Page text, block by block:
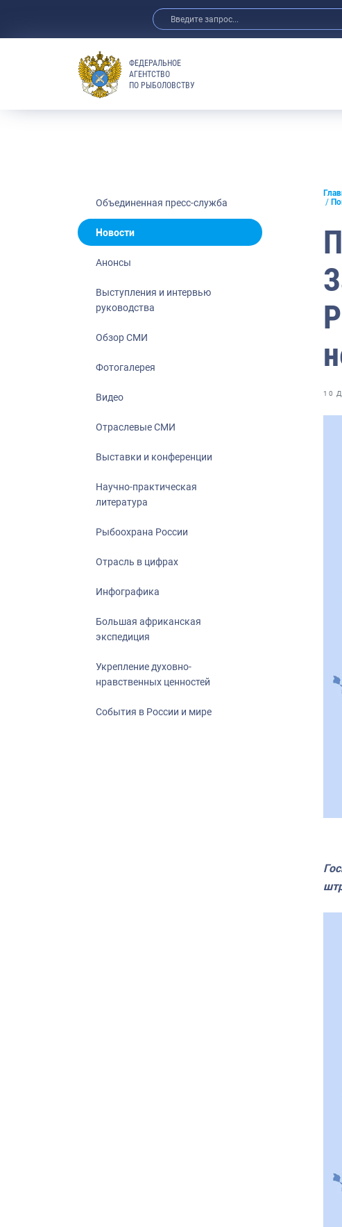
Анонсы
Отраслевые СМИ
Выставки и
Научно-
Рыбоохрана России
Большая
События в России и
ФЕДЕРАЛЬНОЕ
АГЕНТСТВО
ПО РЫБОЛОВСТВУ
Объединенная пресс-служба
Новости
Анонсы
Выступления и интервью
руководства
Обзор СМИ
Фотогалерея
Видео
Отраслевые СМИ
Выставки и конференции
Научно-практическая
литература
Рыбоохрана России
Отрасль в цифрах
Инфографика
Большая африканская
экспедиция
Укрепление духовно-
нравственных ценностей
События в России и мире
10